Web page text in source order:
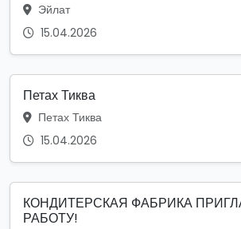
Эйлат
15.04.2026
Петах Тиква
Петах Тиква
15.04.2026
КОНДИТЕРСКАЯ ФАБРИКА
РАБОТУ!